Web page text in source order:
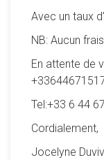
Avec un taux
NB: Aucun
En attente de
Tel:+33 6 44
Cordialement,
Jocelyne